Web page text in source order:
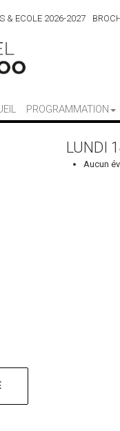
& ECOLE 2026-2027
PROGRAMMATION
LUNDI
Aucun